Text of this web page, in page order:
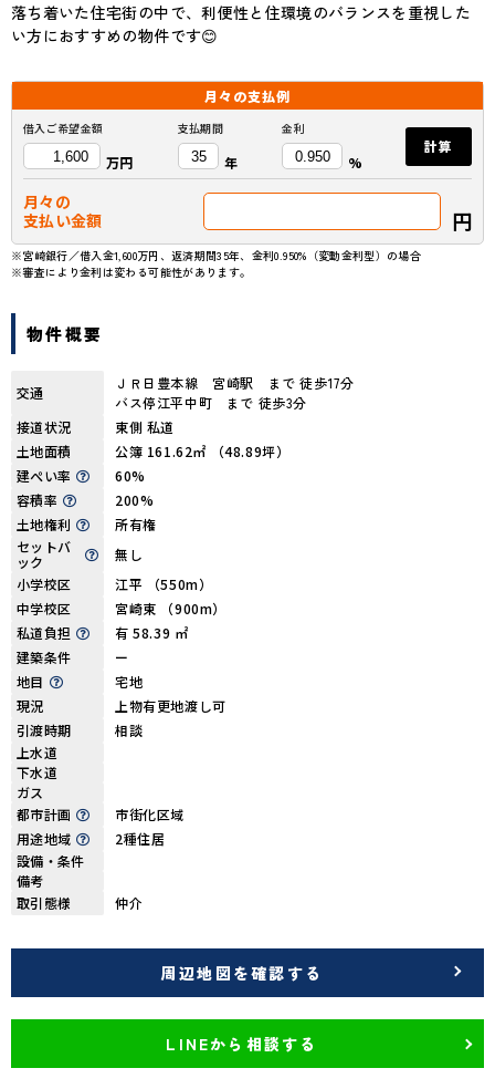
落ち着いた住宅街の中で、利便性と住環境のバランスを重視した
い方におすすめの物件です😊
月々の支払例
借入ご希望金額
万円
支払期間
年
金利
%
計算
月々の
支払い金額
円
※宮崎銀行／借入金1,600万円、返済期間35年、金利0.950%（変動金利型）の場合
※審査により金利は変わる可能性があります。
物件概要
交通
ＪＲ日豊本線 宮崎駅 まで 徒歩17分
バス停江平中町 まで 徒歩3分
接道状況
東側 私道
土地面積
公簿 161.62㎡ （48.89坪）
建ぺい率
60%
容積率
200%
土地権利
所有権
セットバ
ック
無し
小学校区
江平 （550m）
中学校区
宮崎東 （900m）
私道負担
有 58.39 ㎡
建築条件
ー
地目
宅地
現況
上物有更地渡し可
引渡時期
相談
上水道
下水道
ガス
都市計画
市街化区域
用途地域
2種住居
設備・条件
備考
取引態様
仲介
周辺地図を確認する
LINEから相談する